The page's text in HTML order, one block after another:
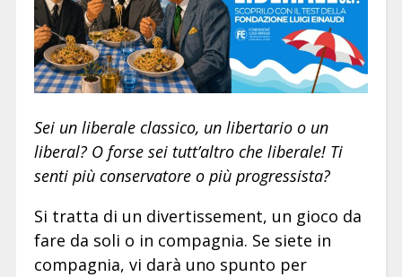
Sei un liberale classico, un libertario o un
liberal? O forse sei tutt’altro che liberale! Ti
senti più conservatore o più progressista?
Si tratta di un divertissement, un gioco da
fare da soli o in compagnia. Se siete in
compagnia, vi darà uno spunto per